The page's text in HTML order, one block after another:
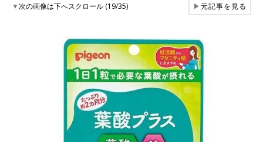
▼次の画像は下へスクロール (19/35) ▶元記事を見る